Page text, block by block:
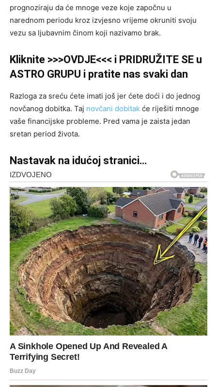
prognoziraju da će mnoge veze koje započnu u
narednom periodu kroz izvjesno vrijeme okruniti svoju
vezu sa ljubavnim činom koji nazivamo brak.
Kliknite >>>OVDJE<<< i PRIDRUŽITE SE u
ASTRO GRUPU i pratite nas svaki dan
Razloga za sreću ćete imati još jer ćete doći i do jednog
novčanog dobitka. Taj novčani dobitak će riješiti mnoge
vaše financijske probleme. Pred vama je zaista jedan
sretan period života.
Nastavak na idućoj stranici…